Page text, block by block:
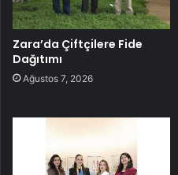
Zara’da Çiftçilere Fide
Dağıtımı
Ağustos 7, 2026